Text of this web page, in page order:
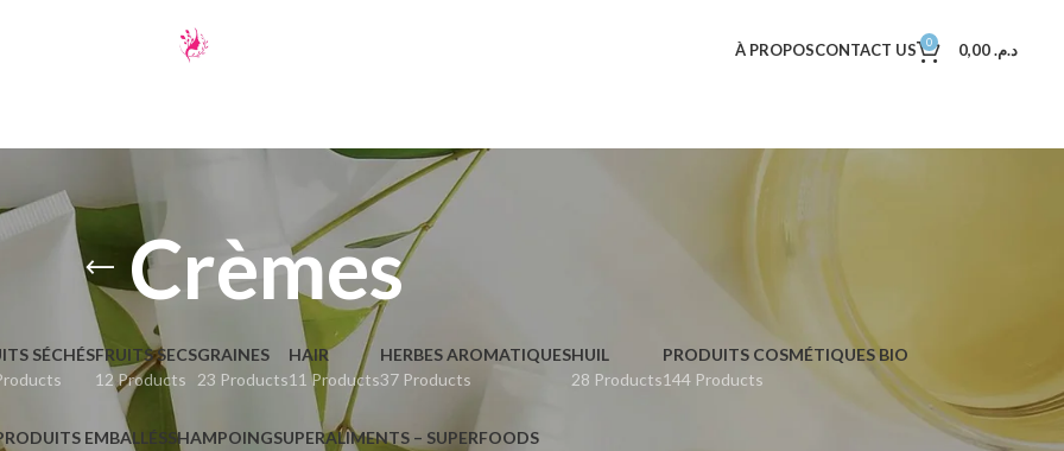
À PROPOSCONTACT US 0 د.م.0,00
Crèmes
SÉCHÉSFRUITS SECS
12 Products
GRAINES
23 Products
HAIR
11 Products
HERBES AROMATIQUES
37 Products
HUIL
28 Products
PRODUITS COSMÉTIQUES BIO
144 Products
EMBALLÉSSHAMPOINGSUPERALIMENTS – SUPERFOODS